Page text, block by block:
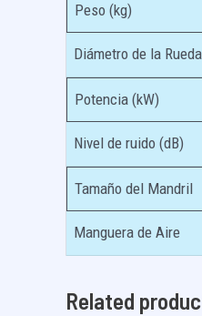
Peso (kg)
Diámetro de la Rueda
Potencia (kW)
Nivel de ruido (dB)
Tamaño del Mandril
Manguera de Aire
Related